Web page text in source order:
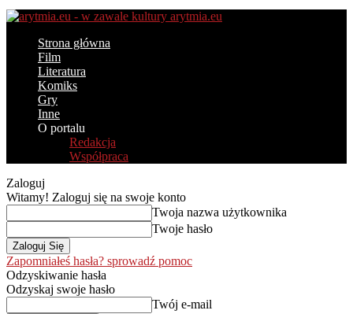
arytmia.eu
Strona główna
Film
Literatura
Komiks
Gry
Inne
O portalu
Redakcja
Współpraca
Zaloguj
Witamy! Zaloguj się na swoje konto
Twoja nazwa użytkownika
Twoje hasło
Zapomniałeś hasła? sprowadź pomoc
Odzyskiwanie hasła
Odzyskaj swoje hasło
Twój e-mail